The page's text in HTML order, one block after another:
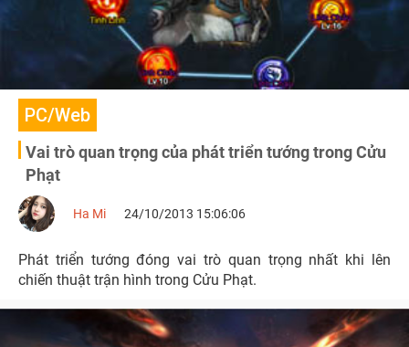
PC/Web
Vai trò quan trọng của phát triển tướng trong Cửu
Phạt
Ha Mi 24/10/2013 15:06:06
Phát triển tướng đóng vai trò quan trọng nhất khi lên
chiến thuật trận hình trong Cửu Phạt.